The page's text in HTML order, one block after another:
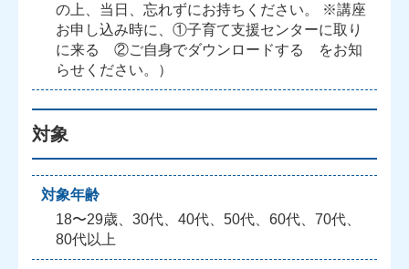
の上、当日、忘れずにお持ちください。 ※講座
お申し込み時に、①子育て支援センターに取り
に来る ②ご自身でダウンロードする をお知
らせください。）
対象
対象年齢
18〜29歳、30代、40代、50代、60代、70代、
80代以上